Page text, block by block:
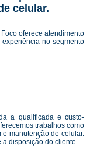
celular.
oferece atendimento
no segmento
a qualificada e custo-
trabalhos como
manutenção de celular.
a disposição do cliente.